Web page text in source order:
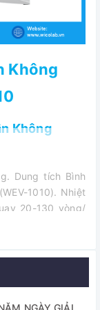
Không
Không
Dung tích Bình
1010). Nhiệt
20-130 vòng/
tái kết tinh, bột
hòa tan
NGÀY GIẢI